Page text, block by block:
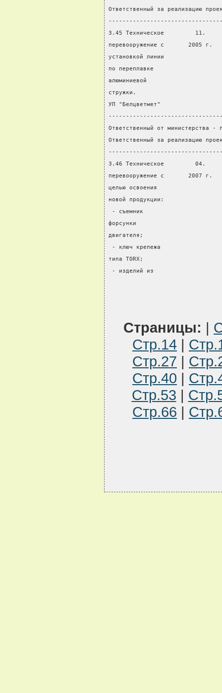
Ответственный за реализацию
3.45 Техническое
перевооружение с
установкой линии
по переплавке
алюминиевой
стружки.
УП "Белцветмет"
Ответственный от министерства -
Ответственный за реализацию
3.46 Техническое
перевооружение с       2007
целью освоения
новой продукции:
- съемник
форсунки
двигателя;
- ключ крепежа
типа TORX;
- изделий из
Страницы: |
Стр.14 |
Стр.27 |
Стр.40 |
Стр.53 |
Стр.66 |